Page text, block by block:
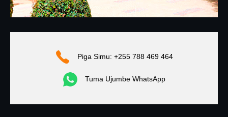
Piga Simu: +255 788 469 464
Tuma Ujumbe WhatsApp